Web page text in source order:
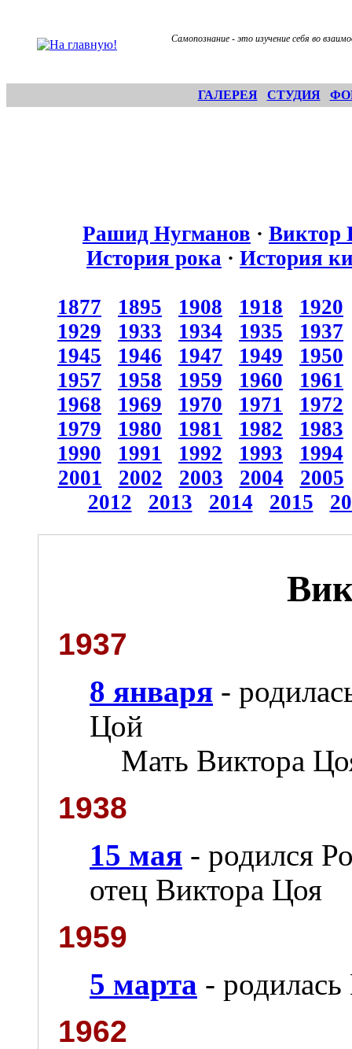
Самопознание - это изучение себя во
ГАЛЕРЕЯ СТУДИЯ
Рашид Нугманов · Виктор
История рока · История
1877 1895 1908 1918
1920
1929
1933 1934 1935
1937
1945
1946 1947 1949
1950
1957
1958 1959 1960
1961
1968
1969 1970 1971
1972
1979
1980 1981 1982
1983
1990
1991 1992 1993
1994
2001
2002 2003 2004
2005
2012
2013 2014 2015
1937
8 января -
Цой
Мать Виктора
1938
15 мая - родился
отец Виктора Цоя
1959
5 марта -
1962